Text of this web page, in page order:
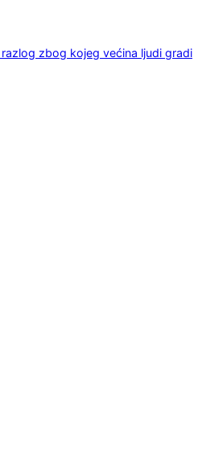
zbog kojeg većina ljudi gradi